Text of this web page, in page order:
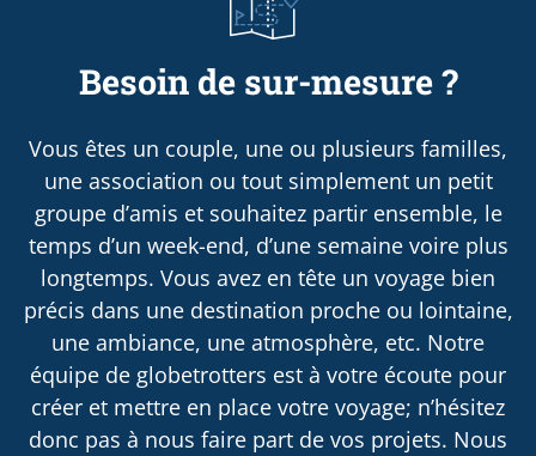
Besoin de sur-mesure ?
Vous êtes un couple, une ou plusieurs familles,
une association ou tout simplement un petit
groupe d’amis et souhaitez partir ensemble, le
temps d’un week-end, d’une semaine voire plus
longtemps. Vous avez en tête un voyage bien
précis dans une destination proche ou lointaine,
une ambiance, une atmosphère, etc. Notre
équipe de globetrotters est à votre écoute pour
créer et mettre en place votre voyage; n’hésitez
donc pas à nous faire part de vos projets. Nous